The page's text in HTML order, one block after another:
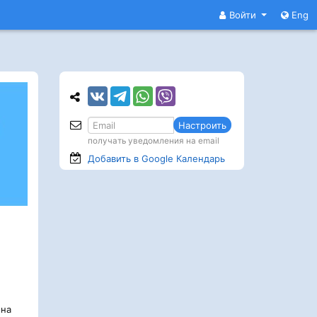
Войти Eng
Настроить
получать уведомления на email
Добавить в Google Календарь